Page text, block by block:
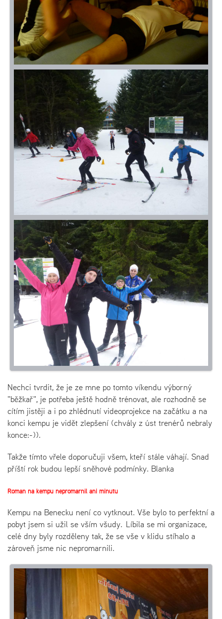
Nechci tvrdit, že je ze mne po tomto víkendu výborný
"běžkař", je potřeba ještě hodně trénovat, ale rozhodně se
cítím jistěji a i po zhlédnutí videoprojekce na začátku a na
konci kempu je vidět zlepšení (chvály z úst trenérů nebraly
konce:-)).
Takže tímto vřele doporučuji všem, kteří stále váhají. Snad
příští rok budou lepší sněhové podmínky. Blanka
Roman na kempu nepromarnil ani minutu
Kempu na Benecku není co vytknout. Vše bylo to perfektní a
pobyt jsem si užil se vším všudy. Líbila se mi organizace,
celé dny byly rozděleny tak, že se vše v klidu stíhalo a
zároveň jsme nic nepromarnili.